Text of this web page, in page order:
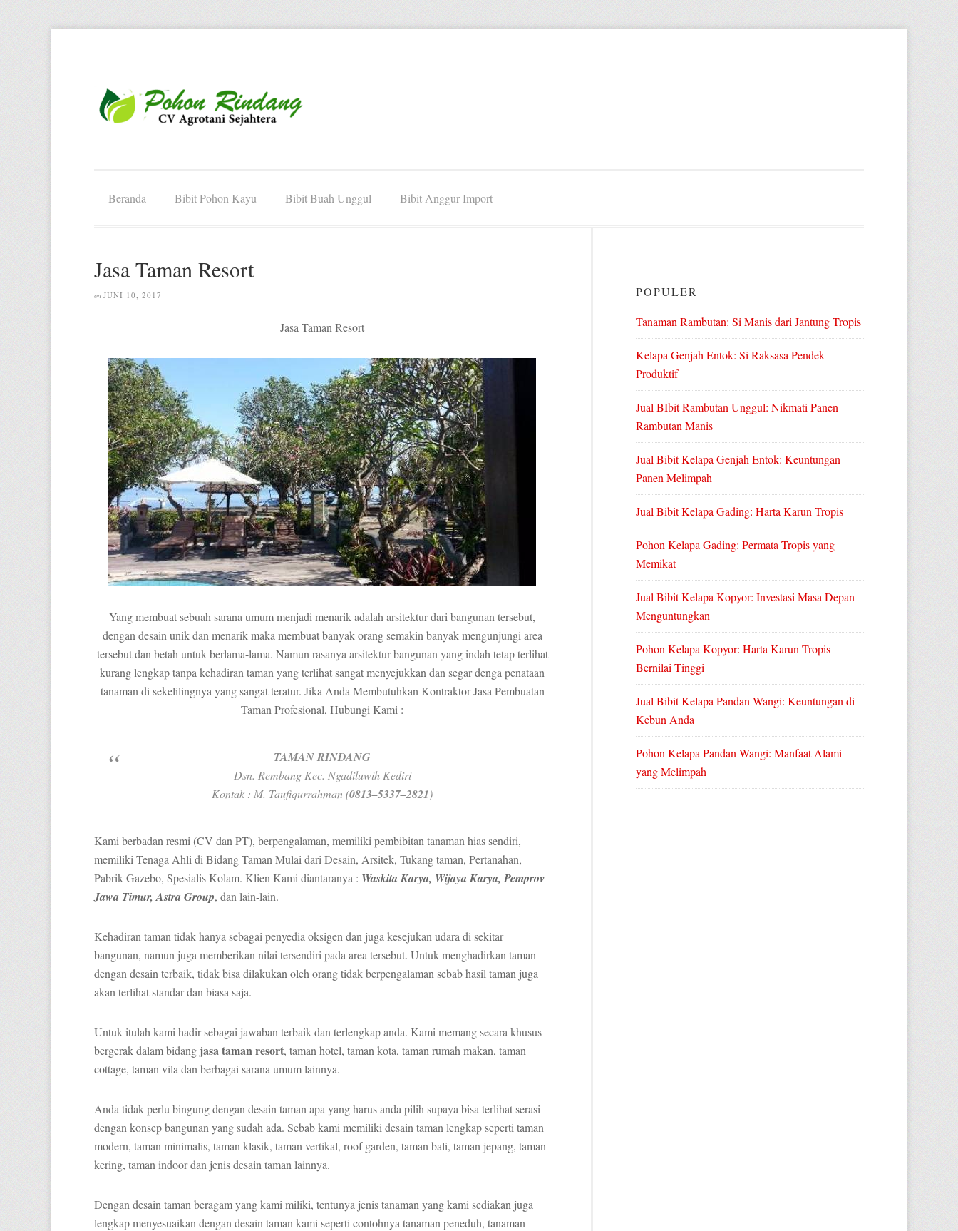
Beranda Bibit Pohon Kayu Bibit Buah Unggul Bibit Anggur Import
Jasa Taman Resort
on JUNI 10, 2017
Jasa Taman Resort
Yang membuat sebuah sarana umum menjadi menarik adalah arsitektur dari bangunan tersebut,
dengan desain unik dan menarik maka membuat banyak orang semakin banyak mengunjungi area
tersebut dan betah untuk berlama-lama. Namun rasanya arsitektur bangunan yang indah tetap terlihat
kurang lengkap tanpa kehadiran taman yang terlihat sangat menyejukkan dan segar denga penataan
tanaman di sekelilingnya yang sangat teratur. Jika Anda Membutuhkan Kontraktor Jasa Pembuatan
Taman Profesional, Hubungi Kami :
TAMAN RINDANG
Dsn. Rembang Kec. Ngadiluwih Kediri
Kontak : M. Taufiqurrahman (0813–5337–2821)
Kami berbadan resmi (CV dan PT), berpengalaman, memiliki pembibitan tanaman hias sendiri,
memiliki Tenaga Ahli di Bidang Taman Mulai dari Desain, Arsitek, Tukang taman, Pertanahan,
Pabrik Gazebo, Spesialis Kolam. Klien Kami diantaranya : Waskita Karya, Wijaya Karya, Pemprov
Jawa Timur, Astra Group, dan lain-lain.
Kehadiran taman tidak hanya sebagai penyedia oksigen dan juga kesejukan udara di sekitar
bangunan, namun juga memberikan nilai tersendiri pada area tersebut. Untuk menghadirkan taman
dengan desain terbaik, tidak bisa dilakukan oleh orang tidak berpengalaman sebab hasil taman juga
akan terlihat standar dan biasa saja.
Untuk itulah kami hadir sebagai jawaban terbaik dan terlengkap anda. Kami memang secara khusus
bergerak dalam bidang jasa taman resort, taman hotel, taman kota, taman rumah makan, taman
cottage, taman vila dan berbagai sarana umum lainnya.
Anda tidak perlu bingung dengan desain taman apa yang harus anda pilih supaya bisa terlihat serasi
dengan konsep bangunan yang sudah ada. Sebab kami memiliki desain taman lengkap seperti taman
modern, taman minimalis, taman klasik, taman vertikal, roof garden, taman bali, taman jepang, taman
kering, taman indoor dan jenis desain taman lainnya.
Dengan desain taman beragam yang kami miliki, tentunya jenis tanaman yang kami sediakan juga
lengkap menyesuaikan dengan desain taman kami seperti contohnya tanaman peneduh, tanaman
POPULER
Tanaman Rambutan: Si Manis dari Jantung Tropis
Kelapa Genjah Entok: Si Raksasa Pendek
Produktif
Jual BIbit Rambutan Unggul: Nikmati Panen
Rambutan Manis
Jual Bibit Kelapa Genjah Entok: Keuntungan
Panen Melimpah
Jual Bibit Kelapa Gading: Harta Karun Tropis
Pohon Kelapa Gading: Permata Tropis yang
Memikat
Jual Bibit Kelapa Kopyor: Investasi Masa Depan
Menguntungkan
Pohon Kelapa Kopyor: Harta Karun Tropis
Bernilai Tinggi
Jual Bibit Kelapa Pandan Wangi: Keuntungan di
Kebun Anda
Pohon Kelapa Pandan Wangi: Manfaat Alami
yang Melimpah